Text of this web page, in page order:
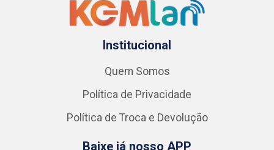
Institucional
Quem Somos
Política de Privacidade
Política de Troca e Devolução
Baixe já nosso APP